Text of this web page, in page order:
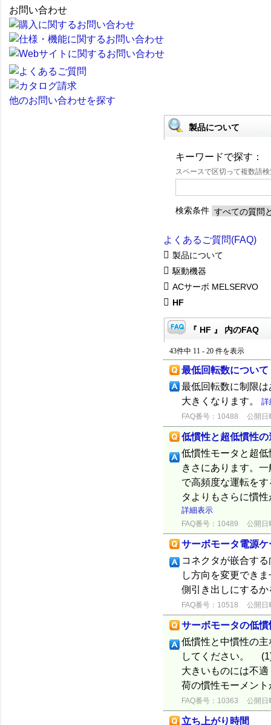
お問い合わせ
他のお問い合わせを探す
製品について
キーワードで探す：
スペースで区切って複数語
検索条件
よくあるご質問(FAQ)
製品について
駆動機器
ACサーボ MELSERVO
HF
『 HF 』 内のFAQ
43件中 11 - 20 件を表示
最低回転数について
最低回転数に制限
大きくなります。 詳
FAQ番号：10488 公開日
低慣性と超低慣性
低慣性モータと超
きさにあります。
で高頻度な運転を
タよりもさらに慣
詳細表示
FAQ番号：10489 公開日
サーボモータ電源
コネクタが嵌合す
し方向を変更でき
側引き出しにする
FAQ番号：10518 公開日
サーボモータの低
低慣性と中慣性の
してください。
大きいものには
荷の慣性モーメン
FAQ番号：10363 公開日
立ち上がり時間